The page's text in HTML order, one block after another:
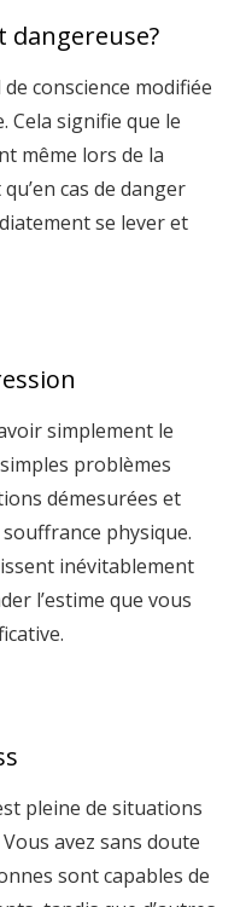
dangereuse?
conscience modifiée
Cela signifie que le
même lors de la
cas de danger
se lever et
simplement le
problèmes
démesurées et
physique.
inévitablement
l’estime que vous
pleine de situations
avez sans doute
sont capables de